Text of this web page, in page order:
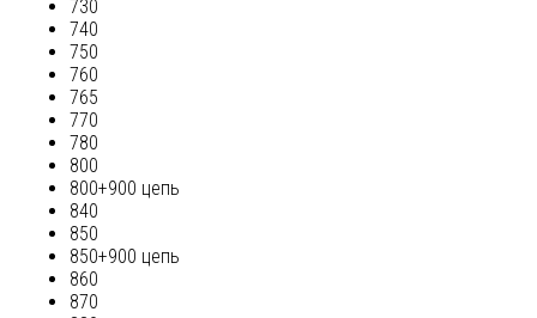
730
740
750
760
765
770
780
800
800+900 цепь
840
850
850+900 цепь
860
870